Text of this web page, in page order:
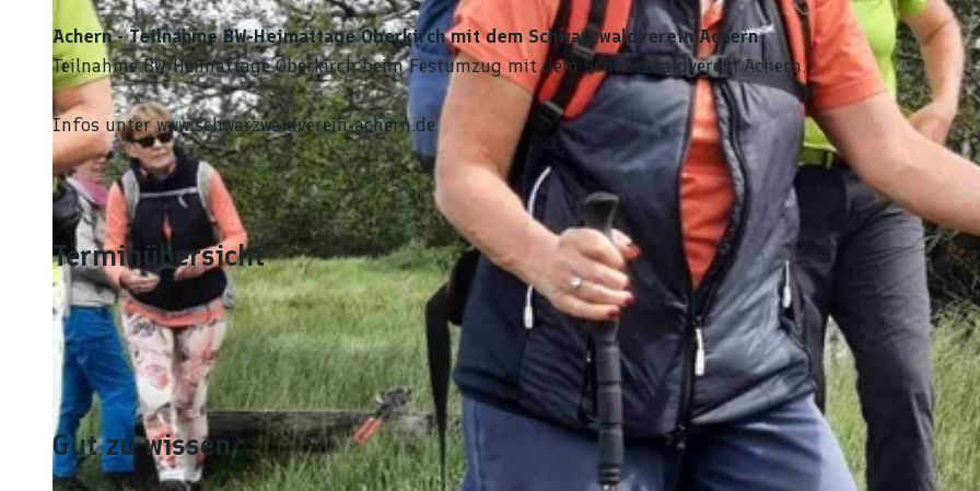
Achern - Teilnahme BW-Heimattage Oberkirch mit dem Schwarzwaldverein Achern
Teilnahme BW-Heimattage Oberkirch beim Festumzug mit dem Schwarzwaldverein Achern.
Infos unter www.schwarzwaldverein-achern.de
Terminübersicht
Gut zu wissen